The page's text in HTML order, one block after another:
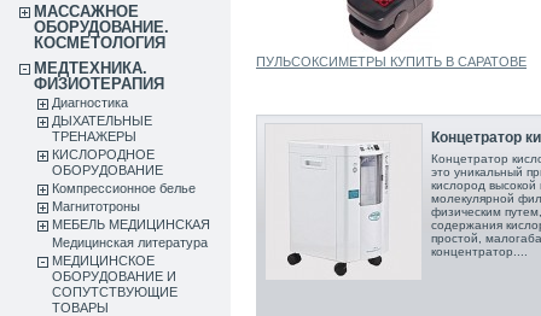
МАССАЖНОЕ
ОБОРУДОВАНИЕ.
КОСМЕТОЛОГИЯ
МЕДТЕХНИКА.
ФИЗИОТЕРАПИЯ
Диагностика
ДЫХАТЕЛЬНЫЕ
ТРЕНАЖЕРЫ
КИСЛОРОДНОЕ
ОБОРУДОВАНИЕ
Компрессионное белье
Магнитотроны
МЕБЕЛЬ МЕДИЦИНСКАЯ
Медицинская литература
МЕДИЦИНСКОЕ
ОБОРУДОВАНИЕ И
СОПУТСТВУЮЩИЕ
ТОВАРЫ
ПУЛЬСОКСИМЕТРЫ КУПИТЬ В САРАТОВЕ
Концетратор
Концетратор
это уникальный
кислород
молекулярной
физическим
содержания
простой,
концентратор....